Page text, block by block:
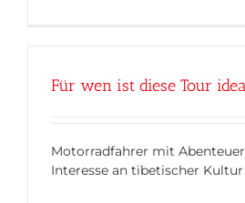
Für wen ist diese Tour
Motorradfahrer mit
Interesse an tibetischer Kultur